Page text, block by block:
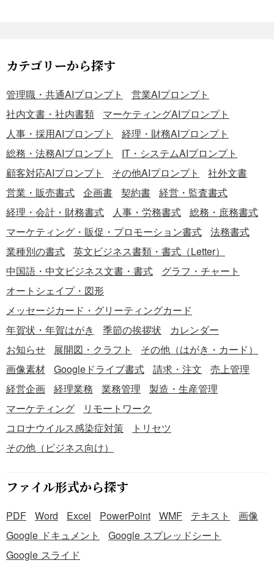
カテゴリーから探す
管理職・共通AIプロンプト
営業AIプロンプト
社内文書・社内書類
マーケティングAIプロンプト
人事・採用AIプロンプト
経理・財務AIプロンプト
総務・法務AIプロンプト
IT・システムAIプロンプト
顧客対応AIプロンプト
その他AIプロンプト
社外文書
営業・販売書式
企画書 契約書
経営・監査書式
経理・会計・財務書式
人事・労務書式
総務・庶務書式
マーケティング・販促・プロモーション書式
法務書式
業種別の書式
英文ビジネス書類・書式（Letter）
中国語・中文ビジネス文書・書式
グラフ・チャート
オートシェイプ・図形
メッセージカード・グリーティングカード
年賀状・年賀はがき
季節の挨拶状
カレンダー
お知らせ
展開図・クラフト
その他（はがき・カード）
画像素材
Googleドライブ書式 請求・注文
売上管理
経営企画
経理業務 業務管理
製造・生産管理
マーケティング
リモートワーク
コロナウイルス感染症対策
トリセツ
その他（ビジネス向け）
ファイル形式から探す
PDF Word Excel PowerPoint WMF テキスト
画像
Google ドキュメント
Google スプレッドシート
Google スライド